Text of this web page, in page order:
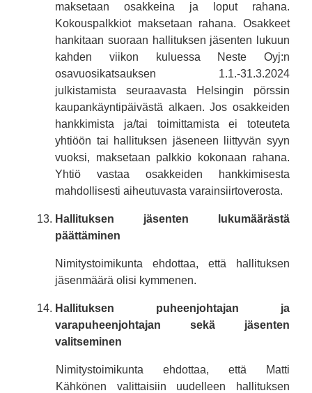
maksetaan osakkeina ja loput rahana.
Kokouspalkkiot maksetaan rahana. Osakkeet
hankitaan suoraan hallituksen jäsenten lukuun
kahden viikon kuluessa Neste Oyj:n
osavuosikatsauksen 1.1.-31.3.2024
julkistamista seuraavasta Helsingin pörssin
kaupankäyntipäivästä alkaen. Jos osakkeiden
hankkimista ja/tai toimittamista ei toteuteta
yhtiöön tai hallituksen jäseneen liittyvän syyn
vuoksi, maksetaan palkkio kokonaan rahana.
Yhtiö vastaa osakkeiden hankkimisesta
mahdollisesti aiheutuvasta varainsiirtoverosta.
Hallituksen jäsenten lukumäärästä
päättäminen
Nimitystoimikunta ehdottaa, että hallituksen
jäsenmäärä olisi kymmenen.
Hallituksen puheenjohtajan ja
varapuheenjohtajan sekä jäsenten
valitseminen
Nimitystoimikunta ehdottaa, että Matti
Kähkönen valittaisiin uudelleen hallituksen